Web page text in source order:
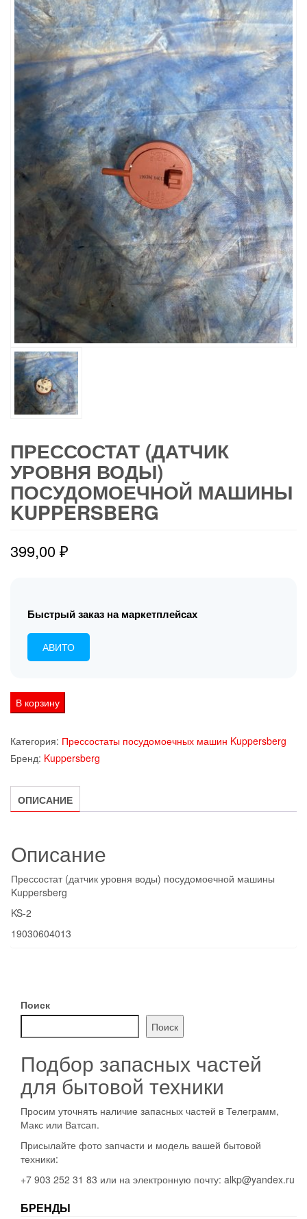
ПРЕССОСТАТ (ДАТЧИК
УРОВНЯ ВОДЫ)
ПОСУДОМОЕЧНОЙ МАШИНЫ
KUPPERSBERG
399,00₽
Быстрый заказ на маркетплейсах
АВИТО
Количество
товара
(датчик
уровня
воды)
посудомоечной
В корзину
Категория: Прессостаты посудомоечных машин Kuppersberg
Бренд: Kuppersberg
ОПИСАНИЕ
Описание
Прессостат (датчик уровня воды) посудомоечной машины
Kuppersberg
KS-2
19030604013
Поиск
Поиск
Подбор запасных частей
для бытовой техники
Просим уточнять наличие запасных частей в Телеграмм,
Макс или Ватсап.
Присылайте фото запчасти и модель вашей бытовой
техники:
+7 903 252 31 83 или на электронную почту: alkp@yandex.ru
БРЕНДЫ